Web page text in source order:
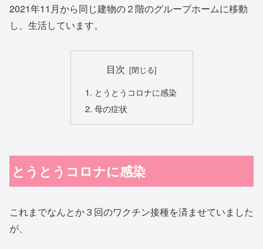
2021年11月から同じ建物の２階のグループホームに移動
し、生活しています。
目次
とうとうコロナに感染
母の症状
とうとうコロナに感染
これまでなんとか３回のワクチン接種を済ませていました
が、